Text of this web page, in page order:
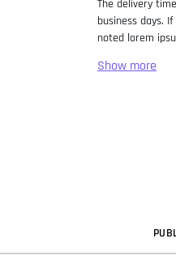
The delivery
business days.
noted lorem
standard
PUB